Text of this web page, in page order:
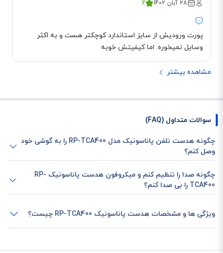
28 آبان 1402 2
پورت ورودیش از سایز استاندارد کوچکتر هست و به اکثر
وسایل نمیخوره. اما کیفیتش خوبه
مشاهده بیشتر
سوالات متداول (FAQ)
چگونه هدست تلفن پاناسونیک مدل RP-TCA400 را به گوشی خود
وصل کنم؟
چگونه صدا را تنظیم کنم و میکروفون هدست پاناسونیک RP-
TCA400 را بی صدا کنم؟
ویژگی ها و مشخصات هدست پاناسونیک RP-TCA400 چیست؟